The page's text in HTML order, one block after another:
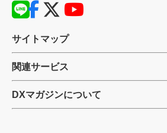
サイトマップ
関連サービス
DXマガジンについて